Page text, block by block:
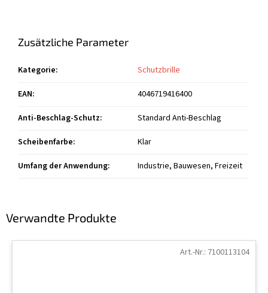
Verwandte Produkte
Art.-Nr.: 7100113104
Zusätzliche Parameter
Kategorie:
Schutzbrille
EAN:
4046719416400
Anti-Beschlag-Schutz:
Standard Anti-Beschlag
Scheibenfarbe:
Klar
Umfang der Anwendung: Industrie, Bauwesen, Freizeit